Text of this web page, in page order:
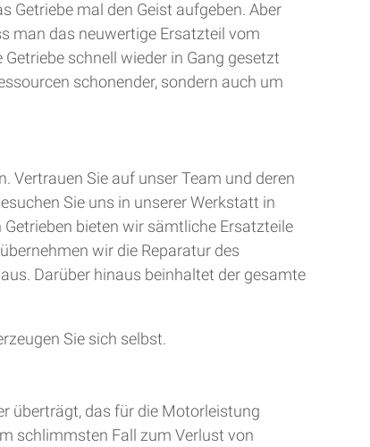
Getriebe mal den Geist aufgeben. Aber
man das neuwertige Ersatzteil vom
schnell wieder in Gang gesetzt
schonender, sondern auch um
Vertrauen Sie auf unser Team und deren
Sie uns in unserer Werkstatt in
bieten wir sämtliche Ersatzteile
wir die Reparatur des
Darüber hinaus beinhaltet der gesamte
Sie sich selbst.
überträgt, das für die Motorleistung
schlimmsten Fall zum Verlust von